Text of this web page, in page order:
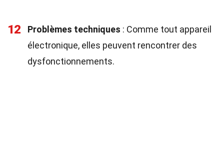
12 Problèmes techniques : Comme tout appareil
électronique, elles peuvent rencontrer des
dysfonctionnements.